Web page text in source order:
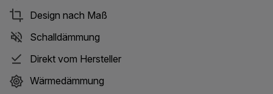
Design nach Maß
Schalldämmung
Direkt vom Hersteller
Wärmedämmung